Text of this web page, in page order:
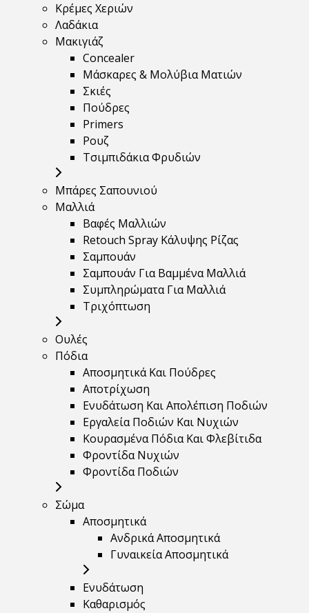
Κρέμες Χεριών
Λαδάκια
Μακιγιάζ
Concealer
Μάσκαρες & Μολύβια Ματιών
Σκιές
Πούδρες
Primers
Ρουζ
Τσιμπιδάκια Φρυδιών
Μπάρες Σαπουνιού
Μαλλιά
Βαφές Μαλλιών
Retouch Spray Κάλυψης Ρίζας
Σαμπουάν
Σαμπουάν Για Βαμμένα Μαλλιά
Συμπληρώματα Για Μαλλιά
Τριχόπτωση
Ουλές
Πόδια
Αποσμητικά Και Πούδρες
Αποτρίχωση
Ενυδάτωση Και Απολέπιση Ποδιών
Εργαλεία Ποδιών Και Νυχιών
Κουρασμένα Πόδια Και Φλεβίτιδα
Φροντίδα Νυχιών
Φροντίδα Ποδιών
Σώμα
Αποσμητικά
Ανδρικά Αποσμητικά
Γυναικεία Αποσμητικά
Ενυδάτωση
Καθαρισμός